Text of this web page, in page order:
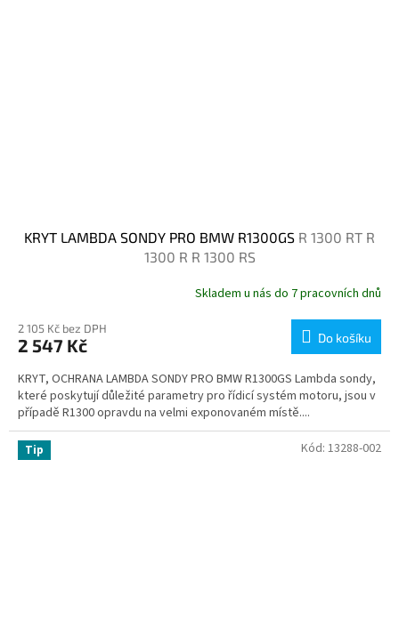
KRYT LAMBDA SONDY PRO BMW R1300GS R 1300 RT R
1300 R R 1300 RS
Skladem u nás do 7 pracovních dnů
2 105 Kč bez DPH
2 547 Kč Do košíku
KRYT, OCHRANA LAMBDA SONDY PRO BMW R1300GS Lambda sondy,
které poskytují důležité parametry pro řídicí systém motoru, jsou v
případě R1300 opravdu na velmi exponovaném místě....
Tip Kód: 13288-002